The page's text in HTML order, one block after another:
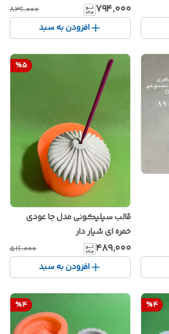
۷۹۴٬۰۰۰ ۸۳۶٬۰۰۰
افزودن به سبد
%5
قالب سیلیکونی مدل جا عودی
خمره ای شیار دار
۴۸۹٬۰۰۰ ۵۱۶٬۰۰۰
افزودن به سبد
%4
%4